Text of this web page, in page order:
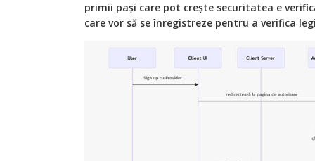
primii pași care pot crește securitatea e
care vor să se înregistreze pentru a verifica